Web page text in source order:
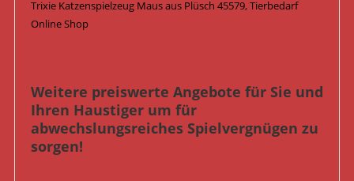
Trixie Katzenspielzeug Maus aus Plüsch 45579, Tierbedarf
Online Shop
Weitere preiswerte Angebote für Sie und
Ihren Haustiger um für
abwechslungsreiches Spielvergnügen zu
sorgen!